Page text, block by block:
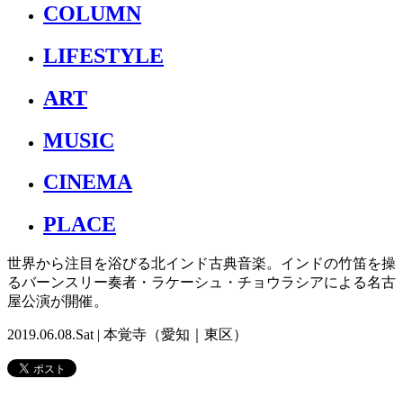
COLUMN
LIFESTYLE
ART
MUSIC
CINEMA
PLACE
世界から注目を浴びる北インド古典音楽。インドの竹笛を操
るバーンスリー奏者・ラケーシュ・チョウラシアによる名古
屋公演が開催。
2019.06.08.Sat | 本覚寺（愛知｜東区）